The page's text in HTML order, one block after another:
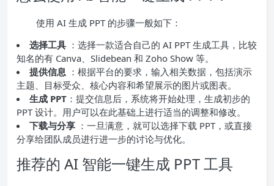
使用 AI 生成 PPT 的步骤一般如下：
选择工具 ：选择一款适合自己的 AI PPT 生成工具，比较
知名的有 Canva、Slidebean 和 Zoho Show 等。
提供信息 ：根据平台的要求，输入相关数据，包括演示
主题、目标受众、核心内容和希望展示的图片或图表。
生成 PPT ：提交信息后，系统将开始处理，生成初步的
PPT 设计。用户可以在此基础上进行适当的调整和修改。
下载与分享 ：一旦满意，就可以选择下载 PPT，或直接
分享给团队成员进行进一步的讨论与优化。
推荐的 AI 智能一键生成 PPT 工具